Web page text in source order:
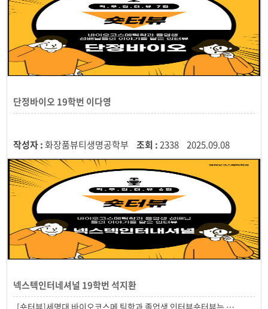
졸업생 숏터뷰
단정바이오 19학번 이다영
작성자 :화장품뷰티생명공학부 조회 :2338 2025.09.08
넥스텍인터네셔널 19학번 석지환